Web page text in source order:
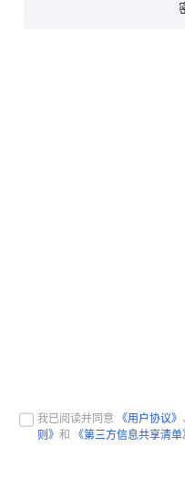
我已阅读并同意 《用户协议》
则》和 《第三方信息共享清单